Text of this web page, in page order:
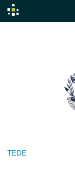
TEDE